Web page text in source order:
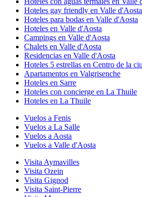
Hoteles gay friendly en Valle d'Aosta
Hoteles para bodas en Valle d'Aosta
Hoteles en Valle d'Aosta
Campings en Valle d'Aosta
Chalets en Valle d'Aosta
Residencias en Valle d'Aosta
Hoteles 5 estrellas en Centro de la
Apartamentos en Valgrisenche
Hoteles en Sarre
Hoteles con concierge en La Thuile
Hoteles en La Thuile
Vuelos a Fenis
Vuelos a La Salle
Vuelos a Aosta
Vuelos a Valle d'Aosta
Visita Aymavilles
Visita Ozein
Visita Gignod
Visita Saint-Pierre